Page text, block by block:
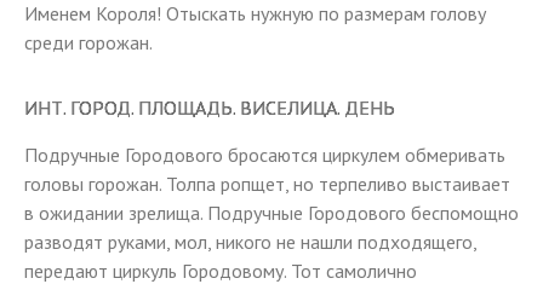
Именем Короля! Отыскать нужную по размерам голову
среди горожан.
ИНТ. ГОРОД. ПЛОЩАДЬ. ВИСЕЛИЦА. ДЕНЬ
Подручные Городового бросаются циркулем обмеривать
головы горожан. Толпа ропщет, но терпеливо выстаивает
в ожидании зрелища. Подручные Городового беспомощно
разводят руками, мол, никого не нашли подходящего,
передают циркуль Городовому. Тот самолично